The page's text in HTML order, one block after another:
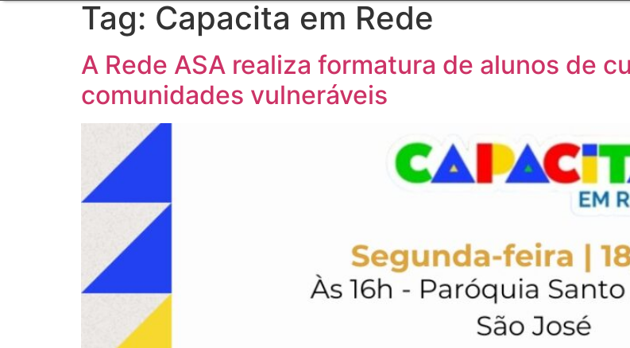
Tag: Capacita em Rede
A Rede ASA realiza formatura de alunos de
comunidades vulneráveis